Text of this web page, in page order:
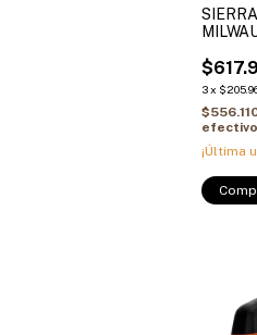
3x
efectivo
¡Última